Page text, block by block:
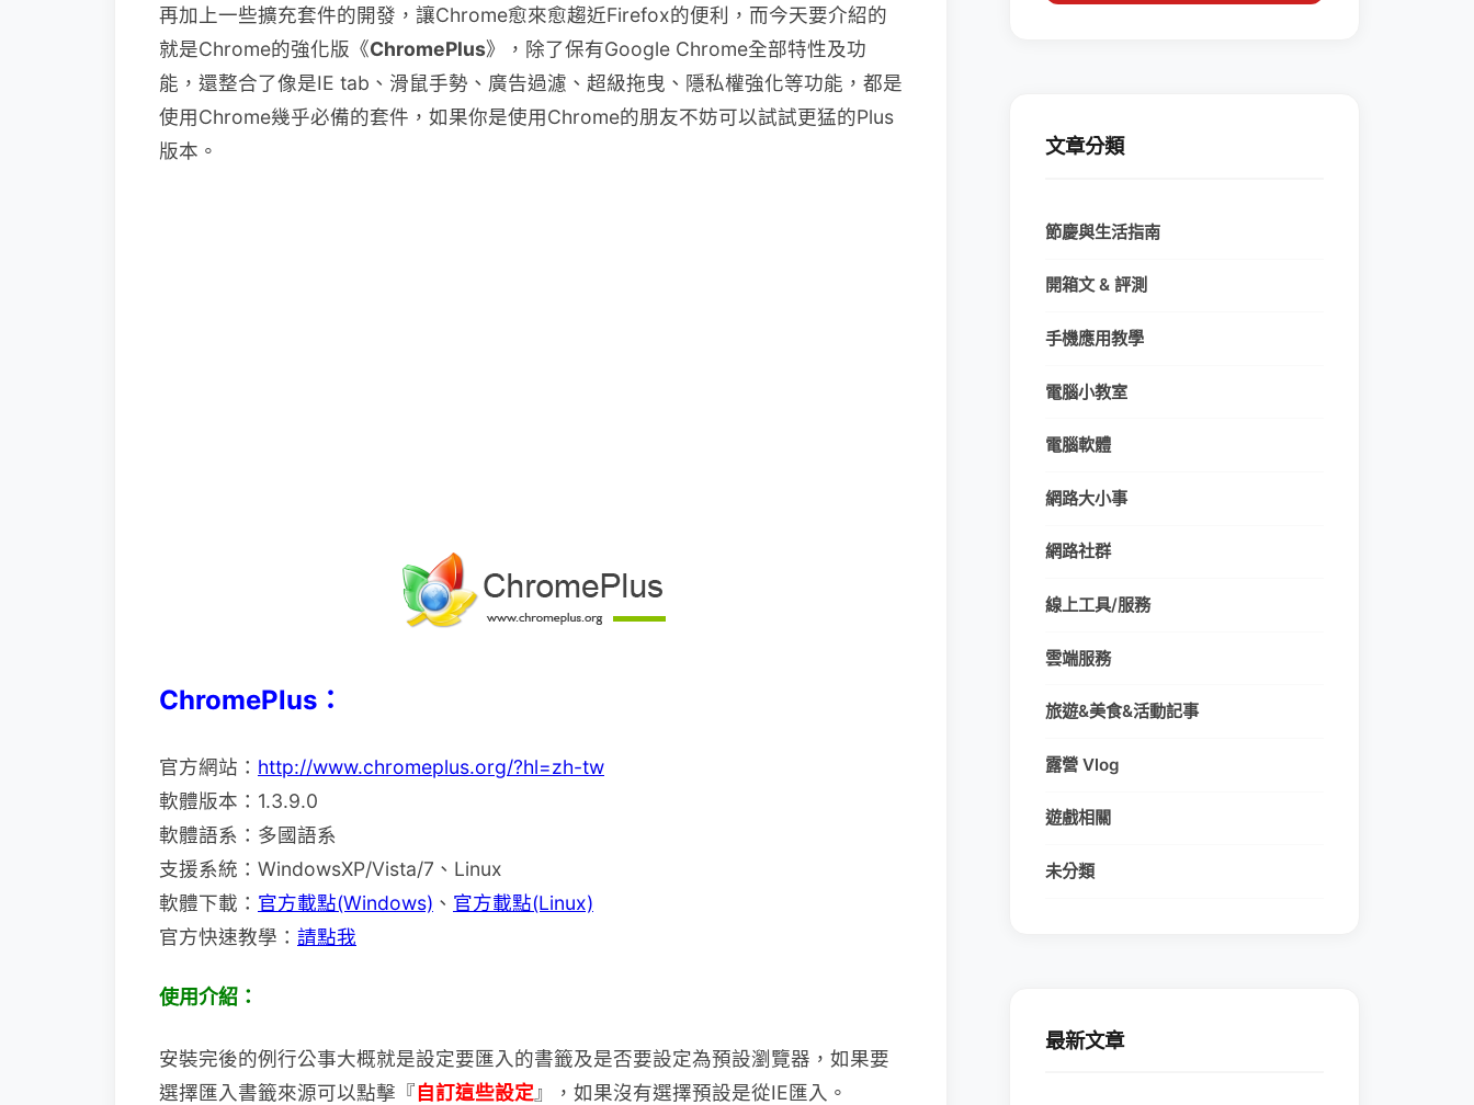
再加上一些擴充套件的開發，讓Chrome愈來愈趨近Firefox的便利，而今天要介紹的
就是Chrome的強化版《ChromePlus》，除了保有Google Chrome全部特性及功
能，還整合了像是IE tab、滑鼠手勢、廣告過濾、超級拖曳、隱私權強化等功能，都是
使用Chrome幾乎必備的套件，如果你是使用Chrome的朋友不妨可以試試更猛的Plus
版本。
ChromePlus：
官方網站： http://www.chromeplus.org/?hl=zh-tw
軟體版本：1.3.9.0
軟體語系：多國語系
支援系統：WindowsXP/Vista/7、Linux
軟體下載： 官方載點(Windows) 、 官方載點(Linux)
官方快速教學： 請點我
使用介紹：
安裝完後的例行公事大概就是設定要匯入的書籤及是否要設定為預設瀏覽器，如果要
選擇匯入書籤來源可以點擊『自訂這些設定 』，如果沒有選擇預設是從IE匯入。
文章分類
節慶與生活指南
開箱文 & 評測
手機應用教學
電腦小教室
電腦軟體
網路大小事
網路社群
線上工具/服務
雲端服務
旅遊&美食&活動記事
露營 Vlog
遊戲相關
未分類
最新文章